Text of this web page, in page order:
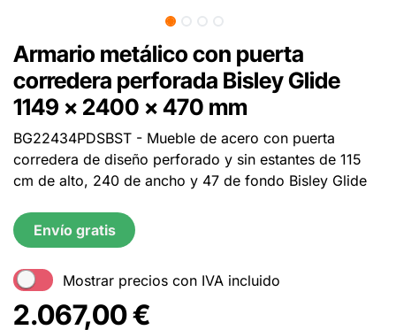
Armario metálico con puerta
corredera perforada Bisley Glide
1149 x 2400 x 470 mm
BG22434PDSBST - Mueble de acero con puerta
corredera de diseño perforado y sin estantes de 115
cm de alto, 240 de ancho y 47 de fondo Bisley Glide
Envío gratis
Mostrar precios con IVA incluido
2.067,00€